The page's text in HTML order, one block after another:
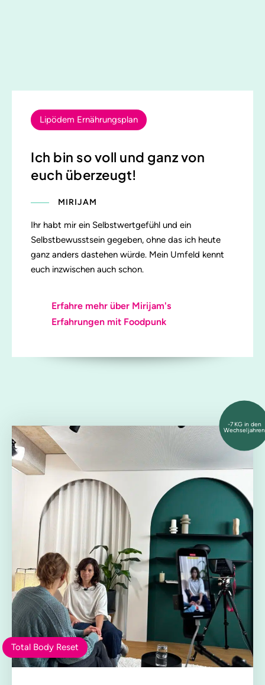
Lipödem Ernährungsplan
Ich bin so voll und ganz von
euch überzeugt!
MIRIJAM
Ihr habt mir ein Selbstwertgefühl und ein
Selbstbewusstsein gegeben, ohne das ich heute
ganz anders dastehen würde. Mein Umfeld kennt
euch inzwischen auch schon.
Erfahre mehr über Mirijam's
Erfahrungen mit Foodpunk
-7 KG in den
Wechseljahren
Total Body Reset